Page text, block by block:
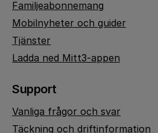
Familjeabonnemang
Mobilnyheter och guider
Tjänster
Ladda ned Mitt3-appen
Support
Vanliga frågor och svar
Täckning och driftinformation